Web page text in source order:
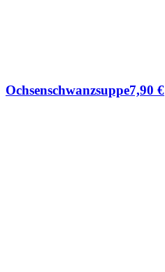
Ochsenschwanzsuppe7,90 €